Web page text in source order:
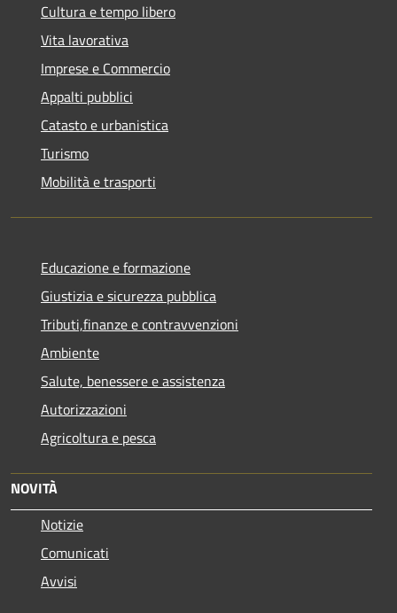
Cultura e tempo libero
Vita lavorativa
Imprese e Commercio
Appalti pubblici
Catasto e urbanistica
Turismo
Mobilità e trasporti
Educazione e formazione
Giustizia e sicurezza pubblica
Tributi,finanze e contravvenzioni
Ambiente
Salute, benessere e assistenza
Autorizzazioni
Agricoltura e pesca
NOVITÀ
Notizie
Comunicati
Avvisi